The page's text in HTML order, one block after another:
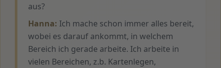
aus?
Hanna: Ich mache schon immer alles bereit,
wobei es darauf ankommt, in welchem
Bereich ich gerade arbeite. Ich arbeite in
vielen Bereichen, z.b. Kartenlegen,